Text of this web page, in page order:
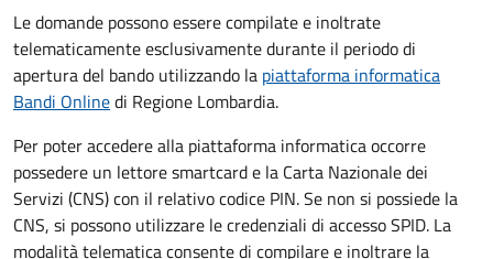
Le domande possono essere compilate e inoltrate
telematicamente esclusivamente durante il periodo di
apertura del bando utilizzando la piattaforma informatica
Bandi Onlinedi Regione Lombardia.
Per poter accedere alla piattaforma informatica occorre
possedere un lettore smartcard e la Carta Nazionale dei
Servizi (CNS) con il relativo codice PIN. Se non si possiede la
CNS, si possono utilizzare le credenziali di accesso SPID. La
modalità telematica consente di compilare e inoltrare la